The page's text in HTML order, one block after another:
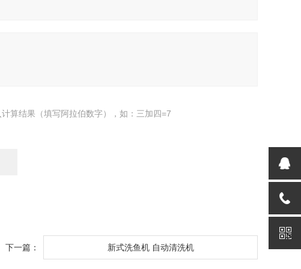
算结果（填写阿拉伯数字），如：三加四=7
下一篇： 新式洗鱼机 自动清洗机